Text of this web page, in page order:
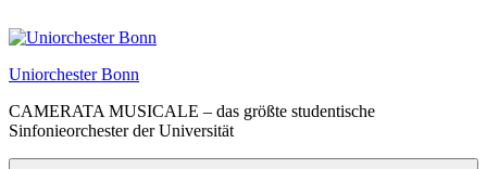
Inhalt
Uniorchester Bonn
CAMERATA MUSICALE – das größte studentische
Sinfonieorchester der Universität